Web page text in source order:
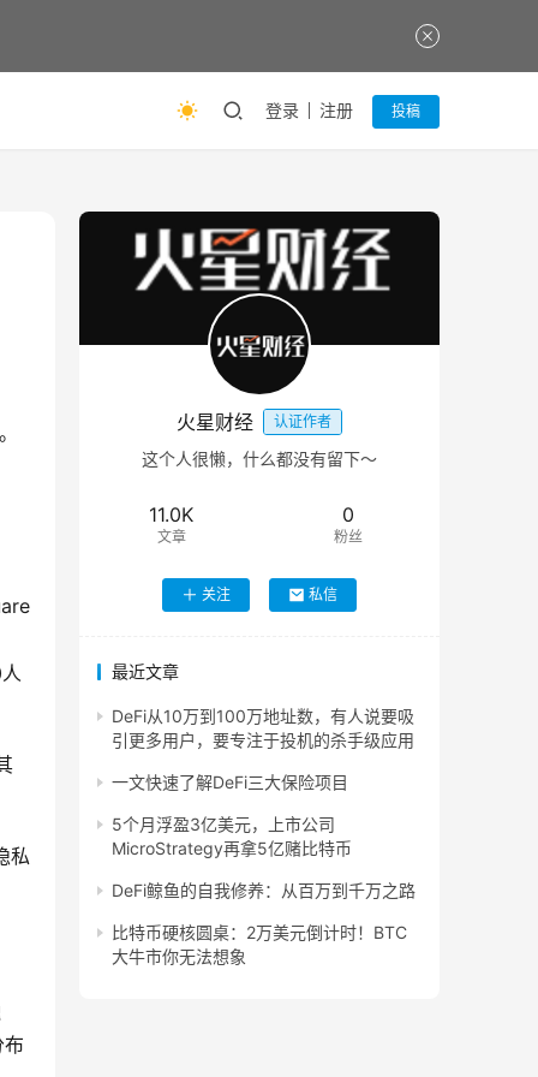
登录 注册 投稿
私
火星财经 认证作者
这个人很懒，什么都没有留下～
11.0K
文章
0
粉丝
关注 私信
最近文章
DeFi从10万到100万地址数，有人说要吸
引更多用户，要专注于投机的杀手级应用
一文快速了解DeFi三大保险项目
5个月浮盈3亿美元，上市公司
MicroStrategy再拿5亿赌比特币
DeFi鲸鱼的自我修养：从百万到千万之路
比特币硬核圆桌：2万美元倒计时！BTC
大牛市你无法想象